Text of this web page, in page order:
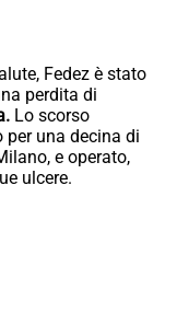
Fedez è stato
perdita di
Lo scorso
per una decina di
e operato,
ulcere.